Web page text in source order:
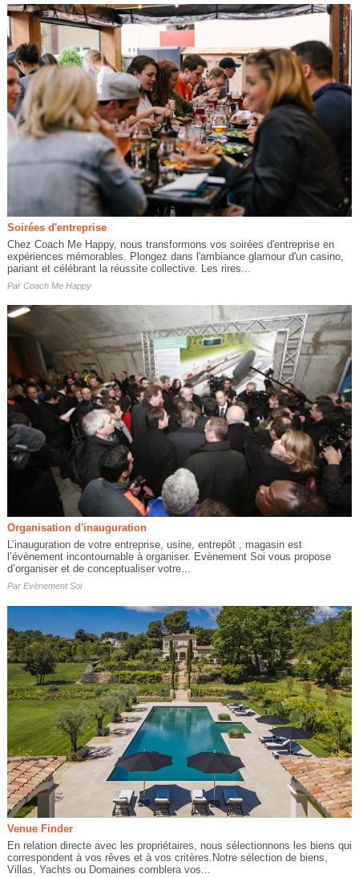
Soirées d'entreprise
Chez Coach Me Happy, nous transformons vos soirées d'entreprise en
expériences mémorables. Plongez dans l'ambiance glamour d'un casino,
pariant et célébrant la réussite collective. Les rires...
Par Coach Me Happy
Organisation d'inauguration
L’inauguration de votre entreprise, usine, entrepôt , magasin est
l’évènement incontournable à organiser. Evènement Soi vous propose
d’organiser et de conceptualiser votre...
Par Evènement Soi
Venue Finder
En relation directe avec les propriétaires, nous sélectionnons les biens qui
correspondent à vos rêves et à vos critères.Notre sélection de biens,
Villas, Yachts ou Domaines comblera vos...